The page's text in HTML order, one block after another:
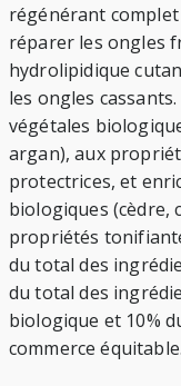
régénérant
réparer les ongles
hydrolipidique
les ongles
végétales
argan), aux
protectrices, et
biologiques (cèdre,
propriétés
du total des
du total des
biologique et 10%
commerce équitable.